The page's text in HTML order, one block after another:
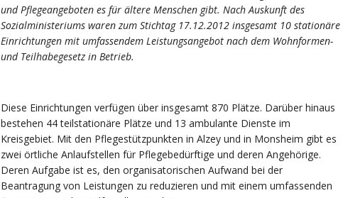
und Pflegeangeboten es für ältere Menschen gibt. Nach Auskunft des
Sozialministeriums waren zum Stichtag 17.12.2012 insgesamt 10 stationäre
Einrichtungen mit umfassendem Leistungsangebot nach dem Wohnformen-
und Teilhabegesetz in Betrieb.
Diese Einrichtungen verfügen über insgesamt 870 Plätze. Darüber hinaus
bestehen 44 teilstationäre Plätze und 13 ambulante Dienste im
Kreisgebiet. Mit den Pflegestützpunkten in Alzey und in Monsheim gibt es
zwei örtliche Anlaufstellen für Pflegebedürftige und deren Angehörige.
Deren Aufgabe ist es, den organisatorischen Aufwand bei der
Beantragung von Leistungen zu reduzieren und mit einem umfassenden